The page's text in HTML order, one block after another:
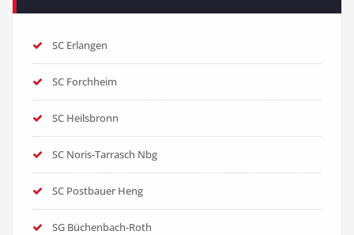
SC Erlangen
SC Forchheim
SC Heilsbronn
SC Noris-Tarrasch Nbg
SC Postbauer Heng
SG Büchenbach-Roth